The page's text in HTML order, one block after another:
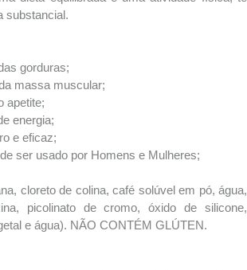
substancial.
gorduras;
massa muscular;
apetite;
energia;
e eficaz;
ser usado por Homens e Mulheres;
cloreto de colina, café solúvel em pó, água,
picolinato de cromo, óxido de silicone,
e água). NÃO CONTÉM GLÚTEN.